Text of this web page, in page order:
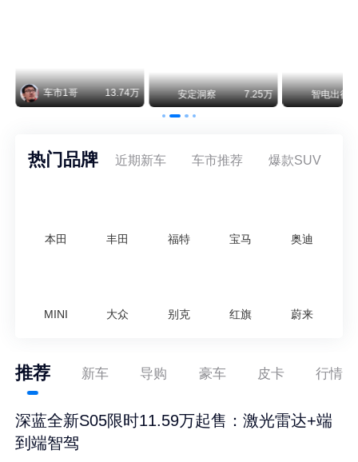
智电出行 8.54万 智电出行 8.18万 智电出行
热门品牌 近期新车 车市推荐 爆款SUV
本田 丰田 福特 宝马 奥迪
MINI 大众 别克 红旗 蔚来
推荐 新车 导购 豪车 皮卡 行情
深蓝全新S05限时11.59万起售：激光雷达+端
到端智驾